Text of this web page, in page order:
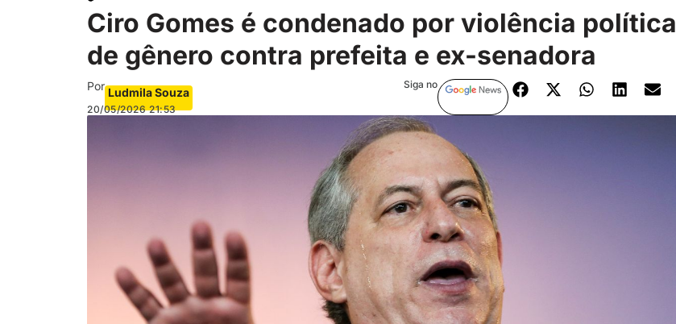
Ciro Gomes é condenado por violência política
de gênero contra prefeita e ex-senadora
Por Ludmila Souza
20/05/2026 21:53
Siga no